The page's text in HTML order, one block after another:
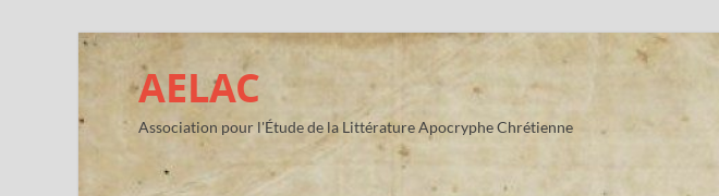
AELAC
Association pour l'Étude de la Littérature Apocryphe Chrétienne